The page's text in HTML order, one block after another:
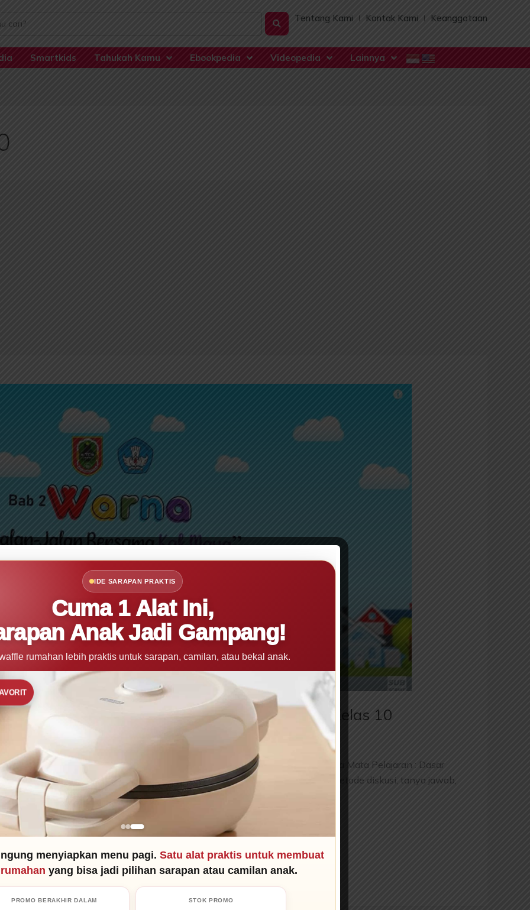
Tentang Kami Kontak Kami Keanggotaan
Smartkids Tahukah Kamu Ebookpedia Videopedia Lainnya
Grafis Bidang Keahlian Multimedia SMK Kelas 10
Bidang Keahlian Multimedia SMK Kelas 10 Tingkat : SMK Jurusan : Multimedia Mata Pelajaran : Dasar
mengikuti proses pembelajaran dengan pendekatan Saintifik, melalui metode diskusi, tanya jawab,
Problem Based Learning peserta […]
E P
ri
nt
G
o
o
gl
e
S
h
ar
e
IDE SARAPAN PRAKTIS
Cuma 1 Alat Ini,
Anak Jadi Gampang!
rumahan lebih praktis untuk sarapan, camilan, atau bekal anak.
menyiapkan menu pagi. Satu alat praktis untuk membuat
yang bisa jadi pilihan sarapan atau camilan anak.
PROMO BERAKHIR DALAM STOK PROMO